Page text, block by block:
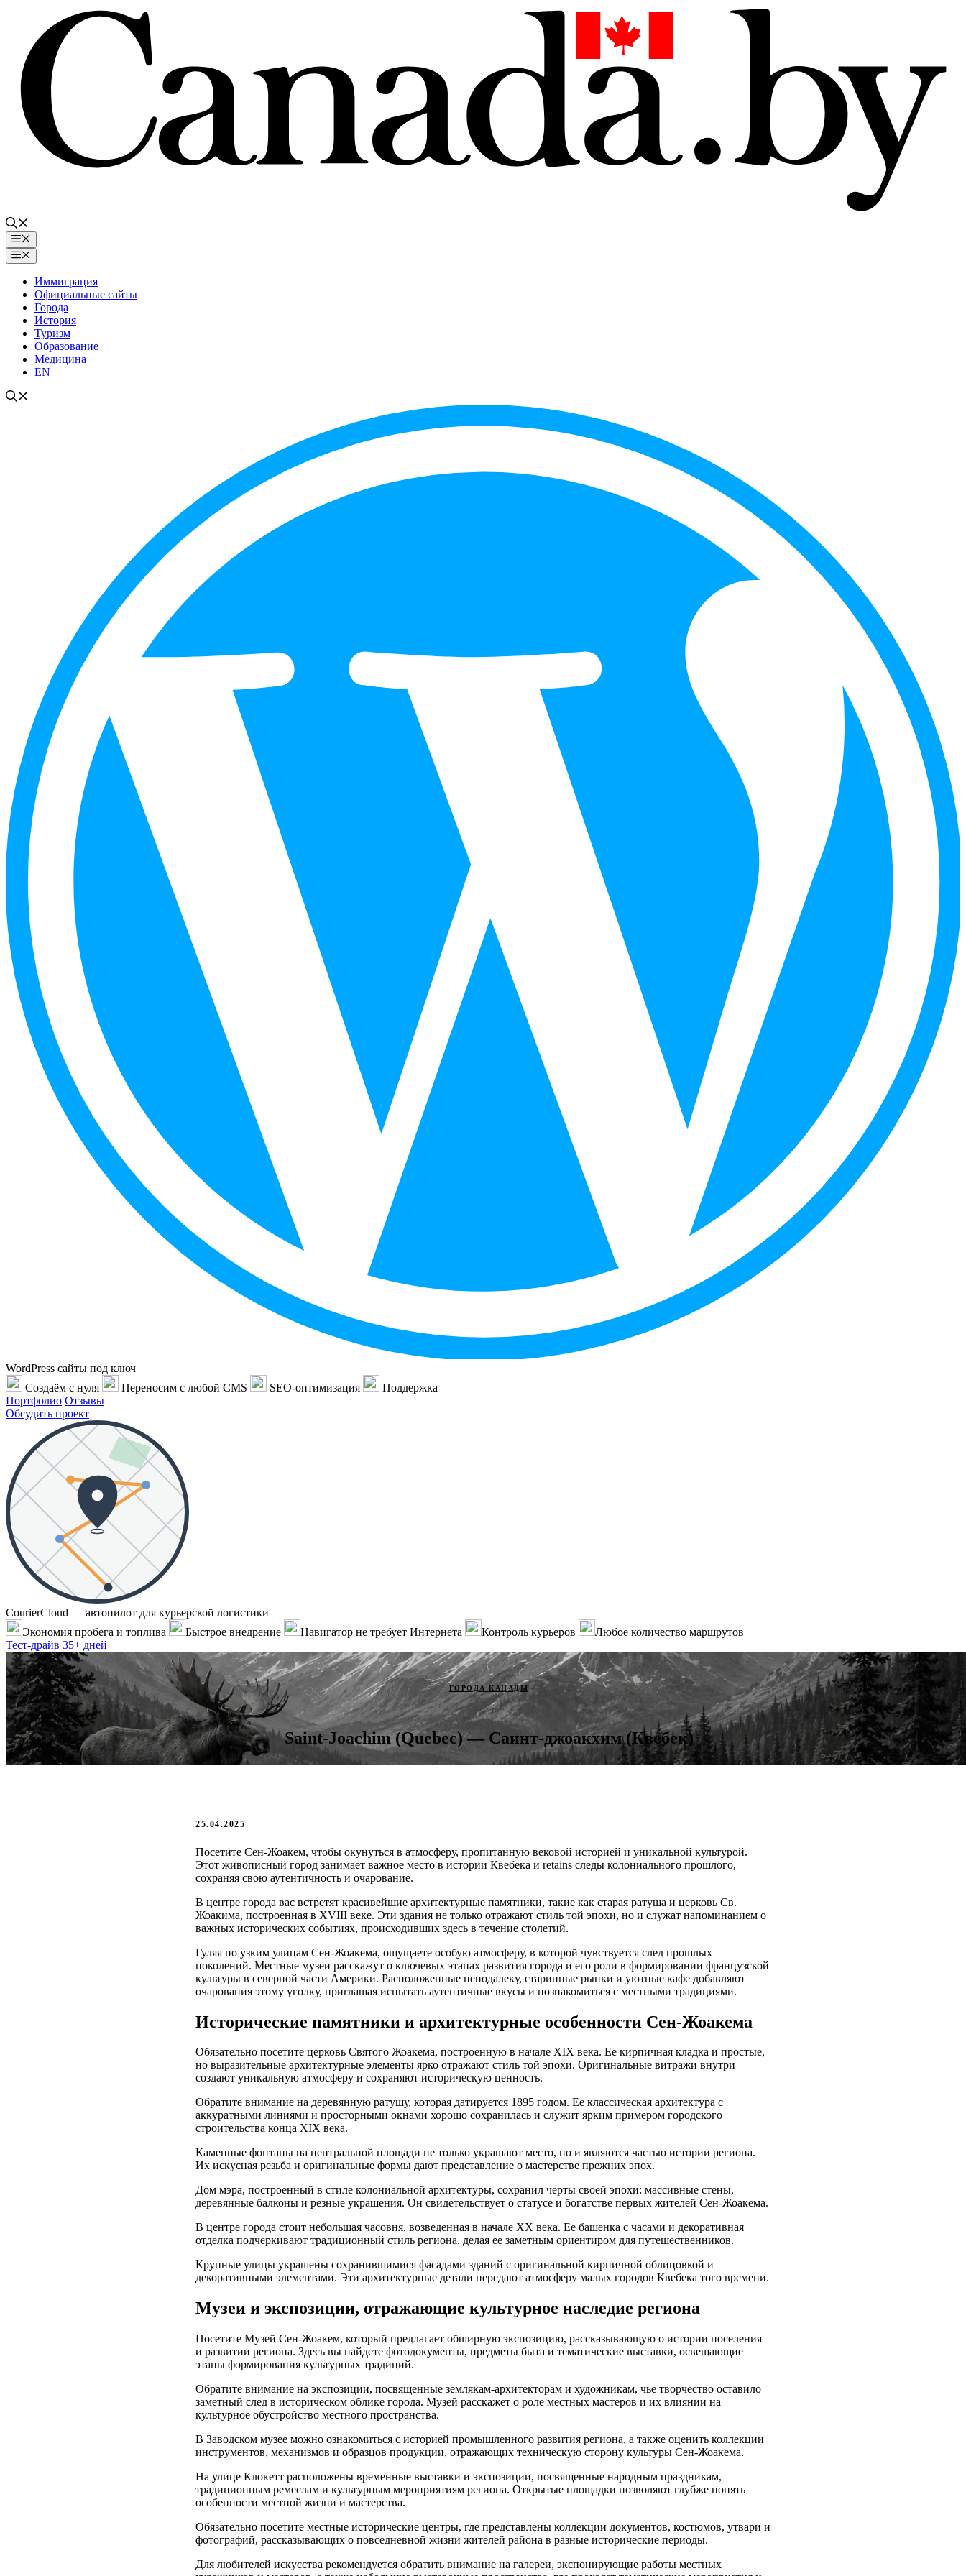
содержимому
Меню
Меню
Иммиграция
Официальные сайты
Города
История
Туризм
Образование
Медицина
EN
WordPress сайты под ключ
Создаём с нуля
Переносим с любой CMS SEO-оптимизация
Поддержка
Портфолио Отзывы
Обсудить проект
CourierCloud — автопилот для курьерской логистики
Экономия пробега и топлива
Быстрое внедрение Навигатор не требует Интернета Контроль курьеров
Любое количество маршрутов
Тест-драйв 35+ дней
ГОРОДА КАНАДЫ
Saint-Joachim (Quebec) — Саинт-джоакхим (Квебек)
25.04.2025
Посетите Сен-Жоакем, чтобы окунуться в атмосферу, пропитанную вековой историей и уникальной культурой.
Этот живописный город занимает важное место в истории Квебека и retains следы колониального прошлого,
сохраняя свою аутентичность и очарование.
В центре города вас встретят красивейшие архитектурные памятники, такие как старая ратуша и церковь Св.
Жоакима, построенная в XVIII веке. Эти здания не только отражают стиль той эпохи, но и служат напоминанием о
важных исторических событиях, происходивших здесь в течение столетий.
Гуляя по узким улицам Сен-Жоакема, ощущаете особую атмосферу, в которой чувствуется след прошлых
поколений. Местные музеи расскажут о ключевых этапах развития города и его роли в формировании французской
культуры в северной части Америки. Расположенные неподалеку, старинные рынки и уютные кафе добавляют
очарования этому уголку, приглашая испытать аутентичные вкусы и познакомиться с местными традициями.
Исторические памятники и архитектурные особенности Сен-Жоакема
Обязательно посетите церковь Святого Жоакема, построенную в начале XIX века. Ее кирпичная кладка и простые,
но выразительные архитектурные элементы ярко отражают стиль той эпохи. Оригинальные витражи внутри
создают уникальную атмосферу и сохраняют историческую ценность.
Обратите внимание на деревянную ратушу, которая датируется 1895 годом. Ее классическая архитектура с
аккуратными линиями и просторными окнами хорошо сохранилась и служит ярким примером городского
строительства конца XIX века.
Каменные фонтаны на центральной площади не только украшают место, но и являются частью истории региона.
Их искусная резьба и оригинальные формы дают представление о мастерстве прежних эпох.
Дом мэра, построенный в стиле колониальной архитектуры, сохранил черты своей эпохи: массивные стены,
деревянные балконы и резные украшения. Он свидетельствует о статусе и богатстве первых жителей Сен-Жоакема.
В центре города стоит небольшая часовня, возведенная в начале XX века. Ее башенка с часами и декоративная
отделка подчеркивают традиционный стиль региона, делая ее заметным ориентиром для путешественников.
Крупные улицы украшены сохранившимися фасадами зданий с оригинальной кирпичной облицовкой и
декоративными элементами. Эти архитектурные детали передают атмосферу малых городов Квебека того времени.
Музеи и экспозиции, отражающие культурное наследие региона
Посетите Музей Сен-Жоакем, который предлагает обширную экспозицию, рассказывающую о истории поселения
и развитии региона. Здесь вы найдете фотодокументы, предметы быта и тематические выставки, освещающие
этапы формирования культурных традиций.
Обратите внимание на экспозиции, посвященные землякам-архитекторам и художникам, чье творчество оставило
заметный след в историческом облике города. Музей расскажет о роле местных мастеров и их влиянии на
культурное обустройство местного пространства.
В Заводском музее можно ознакомиться с историей промышленного развития региона, а также оценить коллекции
инструментов, механизмов и образцов продукции, отражающих техническую сторону культуры Сен-Жоакема.
На улице Клокетт расположены временные выставки и экспозиции, посвященные народным праздникам,
традиционным ремеслам и культурным мероприятиям региона. Открытые площадки позволяют глубже понять
особенности местной жизни и мастерства.
Обязательно посетите местные исторические центры, где представлены коллекции документов, костюмов, утвари и
фотографий, рассказывающих о повседневной жизни жителей района в разные исторические периоды.
Для любителей искусства рекомендуется обратить внимание на галереи, экспонирующие работы местных